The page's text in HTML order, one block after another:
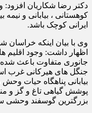
دکتر رضا شکاریان
کوهستانی ، بیابانی و نیمه
ایرانی کوچک باشد.
‌وی با بیان اینکه
اظهار داشت: وجود اقلیم
جانوری متفاوت باعث
جنگل های هیرکانی غرب
بیابانی پناهگاه حیات
پوشش گیاهی تاغ و گز و
بزرگترین گوسفند وحشی